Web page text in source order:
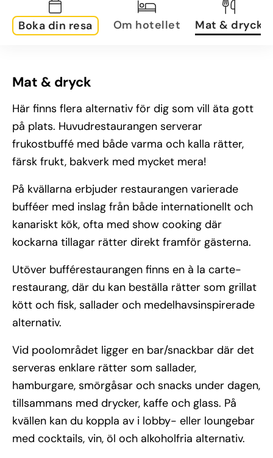
Boka din resa Om hotellet Mat & dryck
Mat & dryck
Här finns flera alternativ för dig som vill äta gott
på plats. Huvudrestaurangen serverar
frukostbuffé med både varma och kalla rätter,
färsk frukt, bakverk med mycket mera!
På kvällarna erbjuder restaurangen varierade
bufféer med inslag från både internationellt och
kanariskt kök, ofta med show cooking där
kockarna tillagar rätter direkt framför gästerna.
Utöver bufférestaurangen finns en à la carte-
restaurang, där du kan beställa rätter som grillat
kött och fisk, sallader och medelhavsinspirerade
alternativ.
Vid poolområdet ligger en bar/snackbar där det
serveras enklare rätter som sallader,
hamburgare, smörgåsar och snacks under dagen,
tillsammans med drycker, kaffe och glass. På
kvällen kan du koppla av i lobby- eller loungebar
med cocktails, vin, öl och alkoholfria alternativ.